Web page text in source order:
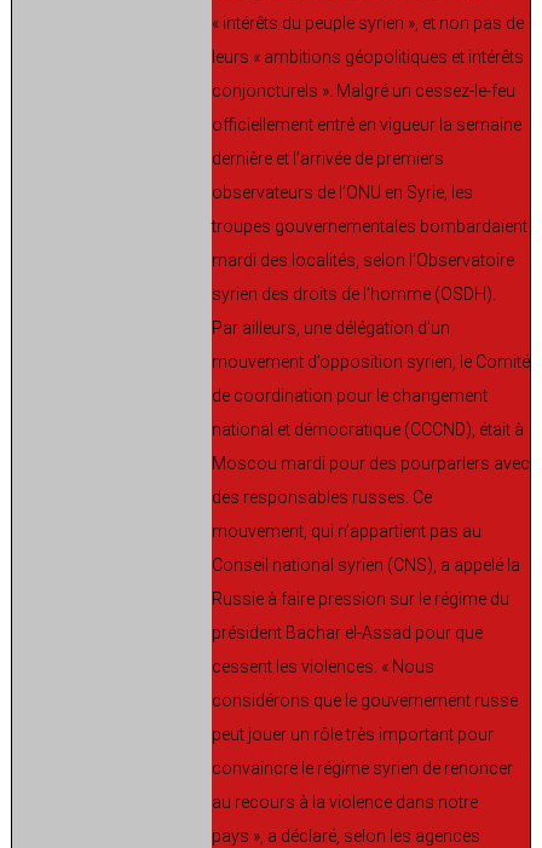
« intérêts du peuple syrien », et non pas de
leurs « ambitions géopolitiques et intérêts
conjoncturels ». Malgré un cessez-le-feu
officiellement entré en vigueur la semaine
dernière et l’arrivée de premiers
observateurs de l’ONU en Syrie, les
troupes gouvernementales bombardaient
mardi des localités, selon l’Observatoire
syrien des droits de l’homme (OSDH).
Par ailleurs, une délégation d’un
mouvement d’opposition syrien, le Comité
de coordination pour le changement
national et démocratique (CCCND), était à
Moscou mardi pour des pourparlers avec
des responsables russes. Ce
mouvement, qui n’appartient pas au
Conseil national syrien (CNS), a appelé la
Russie à faire pression sur le régime du
président Bachar el-Assad pour que
cessent les violences. « Nous
considérons que le gouvernement russe
peut jouer un rôle très important pour
convaincre le régime syrien de renoncer
au recours à la violence dans notre
pays », a déclaré, selon les agences